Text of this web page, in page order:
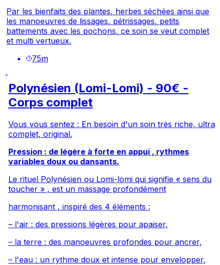
Par les bienfaits des plantes, herbes séchées ainsi que
les manoeuvres de lissages, pétrissages, petits
battements avec les pochons, ce soin se veut complet
et multi vertueux.
75m
Polynésien (Lomi-Lomi) - 90€ -
Corps complet
Vous vous sentez : En besoin d'un soin très riche, ultra
complet, original.
Pression : de légère à forte en appui , rythmes
variables doux ou dansants.
Le rituel Polynésien ou Lomi-lomi qui signifie « sens du
toucher » , est un massage profondément
harmonisant , inspiré des 4 éléments :
– l'air : des pressions légères pour apaiser,
– la terre : des manoeuvres profondes pour ancrer,
– l'eau : un rythme doux et intense pour envelopper,